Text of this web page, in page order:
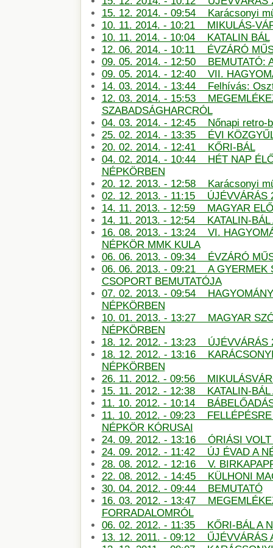
15. 12. 2014. - 09:54 Karácsonyi
10. 11. 2014. - 10:21 MIKULÁS-
10. 11. 2014. - 10:04 KATALIN BÁL
12. 06. 2014. - 10:11 ÉVZÁRÓ
09. 05. 2014. - 12:50 BEMUTATÓ:
09. 05. 2014. - 12:40 VII.
14. 03. 2014. - 13:44 Felhívás:
12. 03. 2014. - 15:53
SZABADSÁGHARCRÓL
04. 03. 2014. - 12:45 Nőnapi retro-
25. 02. 2014. - 13:35 ÉVI
20. 02. 2014. - 12:41 KŐRI-BÁL
04. 02. 2014. - 10:44 HÉT NAP
NÉPKÖRBEN
20. 12. 2013. - 12:58 Karácsonyi
02. 12. 2013. - 11:15 ÚJÉVVÁRÁS
14. 11. 2013. - 12:59 MAGYAR
14. 11. 2013. - 12:54 KATALIN-BÁL
16. 08. 2013. - 13:24 VI.
NÉPKÖR MMK KULA
06. 06. 2013. - 09:34 ÉVZÁRÓ
06. 06. 2013. - 09:21 A GYERMEK
CSOPORT BEMUTATÓJA
07. 02. 2013. - 09:54
NÉPKÖRBEN
10. 01. 2013. - 13:27 MAGYAR
NÉPKÖRBEN
18. 12. 2012. - 13:23 ÚJÉVVÁRÁS
18. 12. 2012. - 13:16
NÉPKÖRBEN
26. 11. 2012. - 09:56
15. 11. 2012. - 12:38 KATALIN-BÁL
11. 10. 2012. - 10:14
11. 10. 2012. - 09:23 FELLÉPÉSRE
NÉPKÖR KÓRUSAI
24. 09. 2012. - 13:16 ÓRIÁSI VOLT
24. 09. 2012. - 11:42 ÚJ ÉVAD A
28. 08. 2012. - 12:16 V.
22. 08. 2012. - 14:45 KÜLHONI
30. 04. 2012. - 09:44 BEMUTATÓ
16. 03. 2012. - 13:47
FORRADALOMRÓL
06. 02. 2012. - 11:35 KŐRI-BÁL A
13. 12. 2011. - 09:12 ŰJÉVVÁRÁS